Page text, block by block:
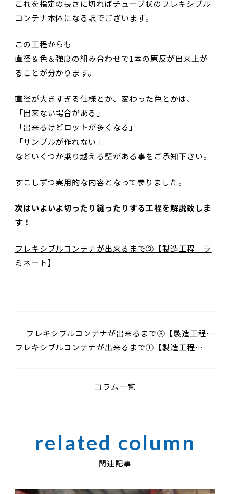
これを指定の長さに切ればチューブ状のフレキシブル
コンテナ本体になる訳でございます。
この工程からも
直径＆色＆強度の組み合わせで1本の原反が出来上が
ることが分かります。
直径が大きすぎる仕様とか、変わった色とかは、
「出来ない場合がある」
「出来るけどロットが多くなる」
「サンプルが作れない」
などいくつか乗り越える壁がある事をご承知下さい。
すこしずつ実用的な内容となって参りました。
次はいよいよ切ったり縫ったりする工程を解説致しま
す！
フレキシブルコンテナが出来るまで③【製造工程 ラ
ミネート】
フレキシブルコンテナが出来るまで③【製造工程
ラミネート】
コラム一覧
フレキシブルコンテナが出来るまで①【製造工程
関連記事